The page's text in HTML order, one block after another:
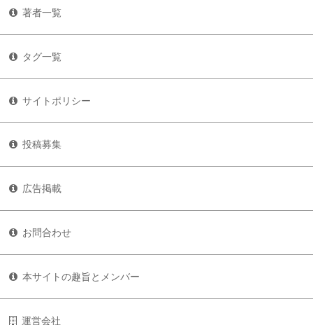
著者一覧
タグ一覧
サイトポリシー
投稿募集
広告掲載
お問合わせ
本サイトの趣旨とメンバー
運営会社